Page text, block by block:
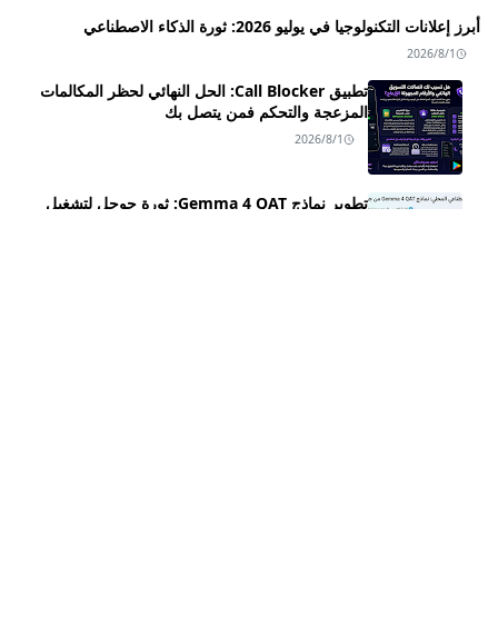
أبرز إعلانات التكنولوجيا في يوليو 2026: ثورة الذكاء الاصطناعي
2026/8/1
تطبيق Call Blocker: الحل النهائي لحظر المكالمات
المزعجة والتحكم فمن يتصل بك
2026/8/1
تطوير نماذج Gemma 4 QAT: ثورة جوجل لتشغيل